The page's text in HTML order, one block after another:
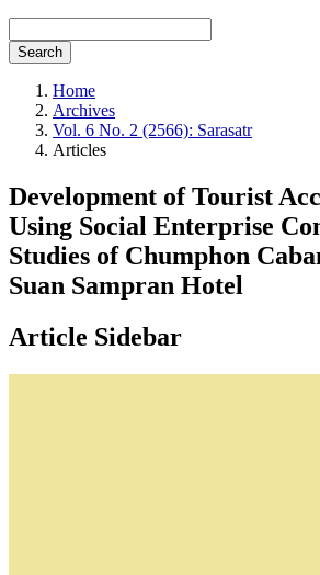
Search
Home
Archives
Vol. 6 No. 2 (2566): Sarasatr
Articles
Development of Tourist
Using Social Enterprise
Studies of Chumphon
Suan Sampran Hotel
Article Sidebar